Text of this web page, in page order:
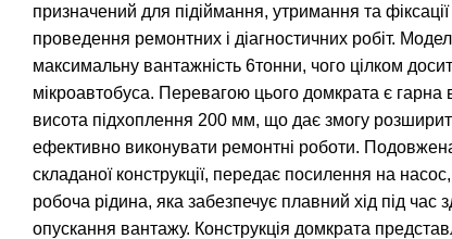
призначений для підіймання, утримання та
проведення ремонтних і діагностичних робіт.
максимальну вантажність 6тонни, чого цілком
мікроавтобуса. Перевагою цього домкрата є гарна
висота підхоплення 200 мм, що дає змогу
ефективно виконувати ремонтні роботи.
складаної конструкції, передає посилення на
робоча рідина, яка забезпечує плавний хід під час
опускання вантажу. Конструкція домкрата